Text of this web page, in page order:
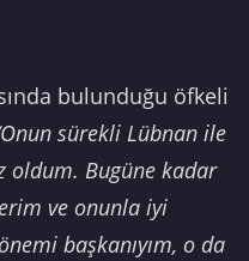
bulunduğu öfkeli
sürekli Lübnan ile
oldum. Bugüne kadar
ve onunla iyi
başkanıyım, o da